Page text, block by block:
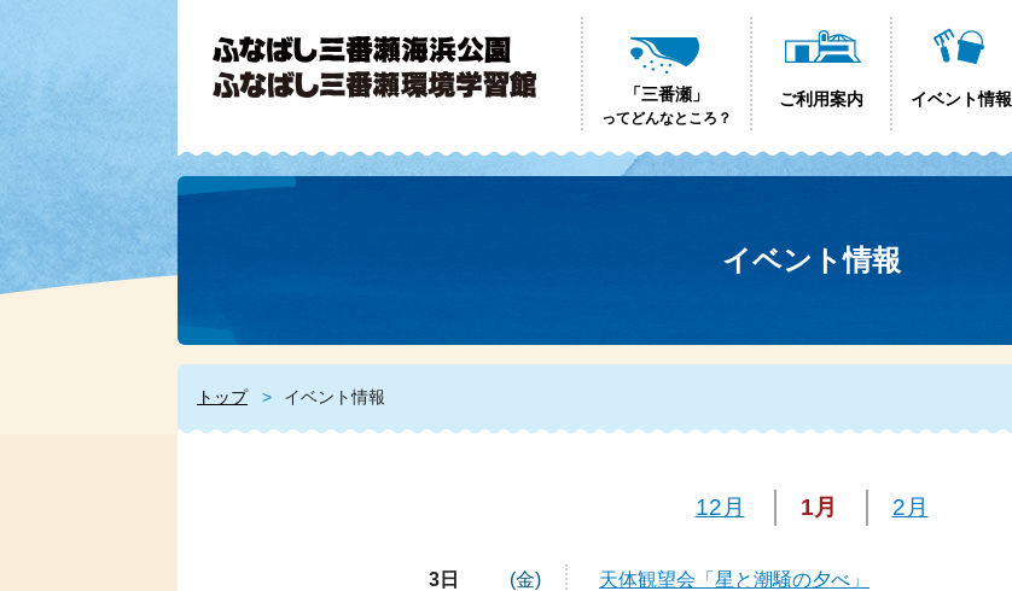
「三番瀬」
ってどんなところ？
ご利用案内 イベント情報
イベント情報
トップ イベント情報
12月 1月 2月
3日 (金) 天体観望会「星と潮騒の夕べ」